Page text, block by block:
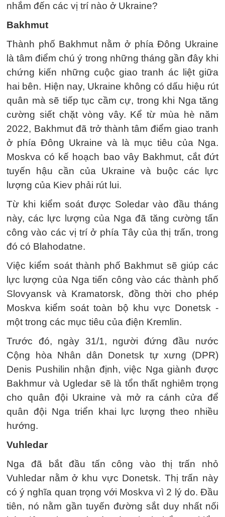
nhắm đến các vị trí nào ở Ukraine?
Bakhmut
Thành phố Bakhmut nằm ở phía Đông Ukraine
là tâm điểm chú ý trong những tháng gần đây khi
chứng kiến những cuộc giao tranh ác liệt giữa
hai bên. Hiện nay, Ukraine không có dấu hiệu rút
quân mà sẽ tiếp tục cầm cự, trong khi Nga tăng
cường siết chặt vòng vây. Kể từ mùa hè năm
2022, Bakhmut đã trở thành tâm điểm giao tranh
ở phía Đông Ukraine và là mục tiêu của Nga.
Moskva có kế hoạch bao vây Bakhmut, cắt đứt
tuyến hậu cần của Ukraine và buộc các lực
lượng của Kiev phải rút lui.
Từ khi kiểm soát được Soledar vào đầu tháng
này, các lực lượng của Nga đã tăng cường tấn
công vào các vị trí ở phía Tây của thị trấn, trong
đó có Blahodatne.
Việc kiểm soát thành phố Bakhmut sẽ giúp các
lực lượng của Nga tiến công vào các thành phố
Slovyansk và Kramatorsk, đồng thời cho phép
Moskva kiểm soát toàn bộ khu vực Donetsk -
một trong các mục tiêu của điện Kremlin.
Trước đó, ngày 31/1, người đứng đầu nước
Cộng hòa Nhân dân Donetsk tự xưng (DPR)
Denis Pushilin nhận định, việc Nga giành được
Bakhmur và Ugledar sẽ là tổn thất nghiêm trọng
cho quân đội Ukraine và mở ra cánh cửa để
quân đội Nga triển khai lực lượng theo nhiều
hướng.
Vuhledar
Nga đã bắt đầu tấn công vào thị trấn nhỏ
Vuhledar nằm ở khu vực Donetsk. Thị trấn này
có ý nghĩa quan trọng với Moskva vì 2 lý do. Đầu
tiên, nó nằm gần tuyến đường sắt duy nhất nối